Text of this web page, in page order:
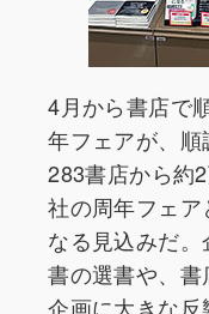
4月から書店で
年フェアが、順
283書店から約
社の周年フェ
なる見込みだ
書の選書や、書
企画に大きな